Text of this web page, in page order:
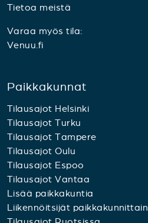
Tietoa meistä
Varaa myös tila:
Venuu.fi
Paikkakunnat
Tilausajot Helsinki
Tilausajot Turku
Tilausajot Tampere
Tilausajot Oulu
Tilausajot Espoo
Tilausajot Vantaa
Lisää paikkakuntia
Liikennöitsijät paikkakunnittain